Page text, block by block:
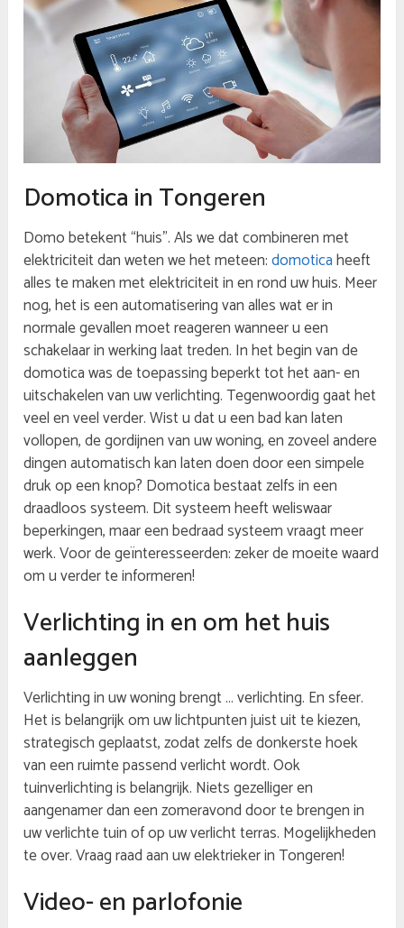
Domotica in Tongeren
Domo betekent “huis”. Als we dat combineren met
elektriciteit dan weten we het meteen:domoticaheeft
alles te maken met elektriciteit in en rond uw huis. Meer
nog, het is een automatisering van alles wat er in
normale gevallen moet reageren wanneer u een
schakelaar in werking laat treden. In het begin van de
domotica was de toepassing beperkt tot het aan- en
uitschakelen van uw verlichting. Tegenwoordig gaat het
veel en veel verder. Wist u dat u een bad kan laten
vollopen, de gordijnen van uw woning, en zoveel andere
dingen automatisch kan laten doen door een simpele
druk op een knop? Domotica bestaat zelfs in een
draadloos systeem. Dit systeem heeft weliswaar
beperkingen, maar een bedraad systeem vraagt meer
werk. Voor de geïnteresseerden: zeker de moeite waard
om u verder te informeren!
Verlichting in en om het huis
aanleggen
Verlichting in uw woning brengt … verlichting. En sfeer.
Het is belangrijk om uw lichtpunten juist uit te kiezen,
strategisch geplaatst, zodat zelfs de donkerste hoek
van een ruimte passend verlicht wordt. Ook
tuinverlichting is belangrijk. Niets gezelliger en
aangenamer dan een zomeravond door te brengen in
uw verlichte tuin of op uw verlicht terras. Mogelijkheden
te over. Vraag raad aan uw elektrieker in Tongeren!
Video- en parlofonie